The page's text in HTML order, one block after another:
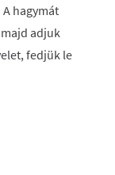
hagymát
adjuk
fedjük le